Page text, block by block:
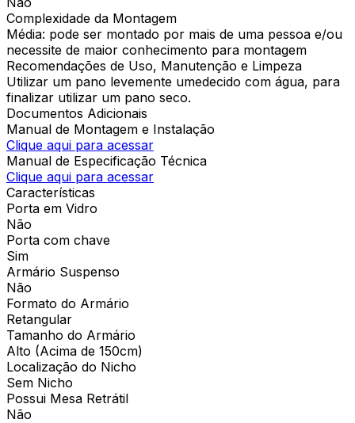
Complexidade da Montagem
Média: pode ser montado por mais de uma pessoa e/ou
necessite de maior conhecimento para montagem
Recomendações de Uso, Manutenção e Limpeza
Utilizar um pano levemente umedecido com água, para
finalizar utilizar um pano seco.
Documentos Adicionais
Manual de Montagem e Instalação
Clique aqui para acessar
Manual de Especificação Técnica
Clique aqui para acessar
Características
Porta em Vidro
Não
Porta com chave
Sim
Armário Suspenso
Não
Formato do Armário
Retangular
Tamanho do Armário
Alto (Acima de 150cm)
Localização do Nicho
Sem Nicho
Possui Mesa Retrátil
Não